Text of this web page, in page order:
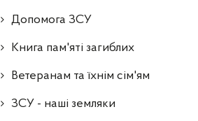
Допомога ЗСУ
Книга пам'яті загиблих
Ветеранам та їхнім сім'ям
ЗСУ - наші земляки